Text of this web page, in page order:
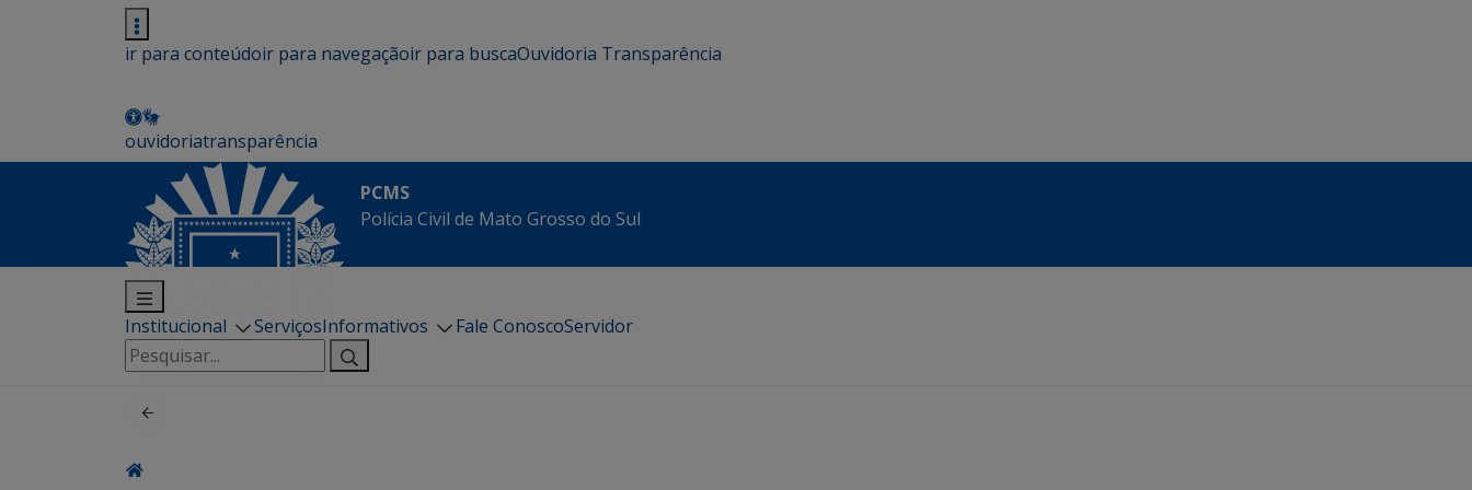
ir para conteúdoir para navegaçãoir para buscaOuvidoria Transparência
ouvidoriatransparência
PCMS
Polícia Civil de Mato Grosso do Sul
Institucional ServiçosInformativos Fale ConoscoServidor
Pesquisar
por: